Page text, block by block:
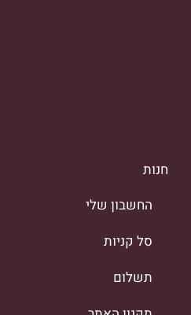
חנות
החשבון שלי
סל קניות
תשלום